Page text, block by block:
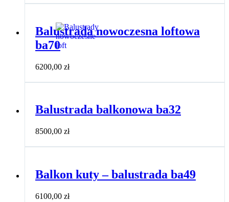
Balustrada nowoczesna loftowa
ba70
6200,00 zł
Balustrada balkonowa ba32
8500,00 zł
Balkon kuty – balustrada ba49
6100,00 zł